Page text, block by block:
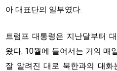
아 대표단의 일부였다.
트럼프 대통령은 지난달부터
왔다. 10월에 들어서는 거의 매
잘 알려진 대로 북한과의 대화